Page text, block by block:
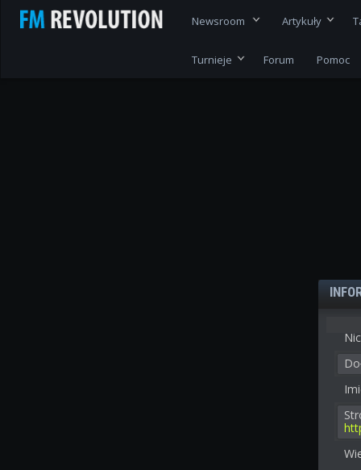
Newsroom Artykuły
Turnieje Forum Pomoc